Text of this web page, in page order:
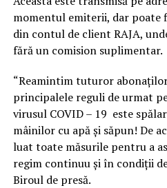
momentul emiterii, dar poate
din contul de client RAJA,
fără un comision suplimentar.
“Reamintim tuturor
principalele reguli de urmat
virusul COVID – 19 este
mâinilor cu apă și săpun! De
luat toate măsurile pentru a
regim continuu și în condiții
Biroul de presă.